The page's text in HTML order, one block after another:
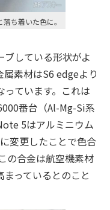
ち着いた色に。
している形状がよ
素材はS6 edgeより
ています。これは
番台（Al-Mg-Si系
5はアルミニウム
変更したことで色合
の合金は航空機素材
っているとのこと